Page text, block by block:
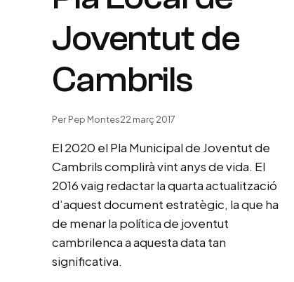
Joventut de
Cambrils
Per Pep Montes22 març 2017
El 2020 el Pla Municipal de Joventut de
Cambrils complirà vint anys de vida. El
2016 vaig redactar la quarta actualització
d’aquest document estratègic, la que ha
de menar la política de joventut
cambrilenca a aquesta data tan
significativa.